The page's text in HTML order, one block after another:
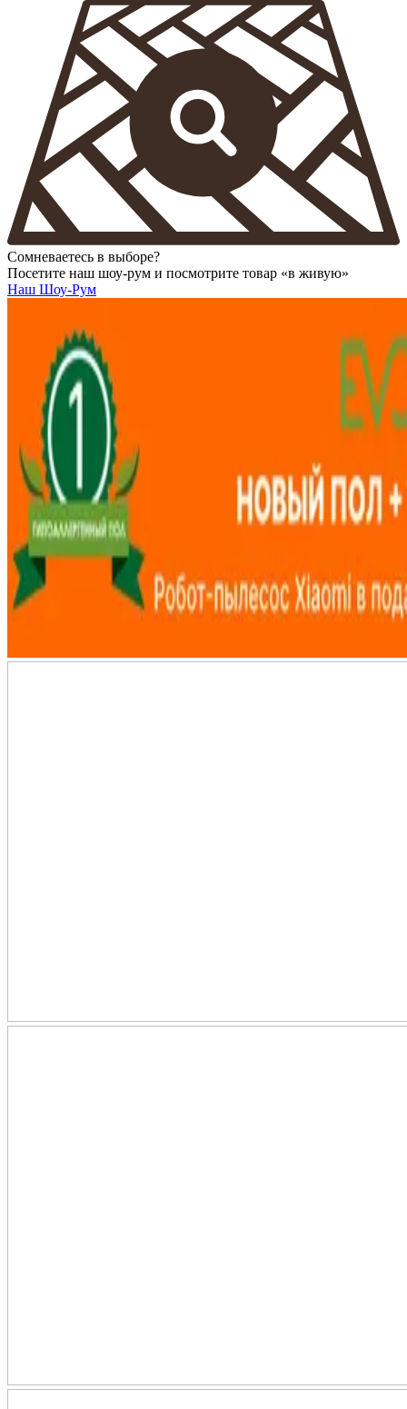
Сомневаетесь в выборе?
Посетите наш шоу-рум и посмотрите товар «в живую»
Наш Шоу-Рум